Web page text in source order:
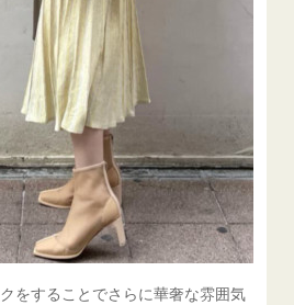
をすることでさらに華奢な雰囲気